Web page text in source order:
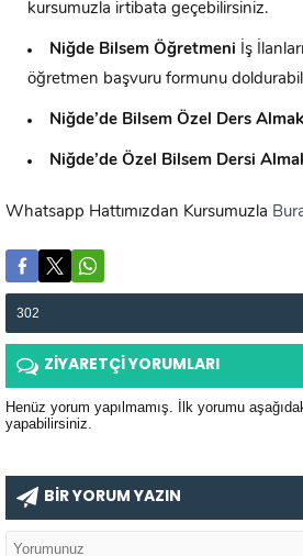
kursumuzla irtibata geçebilirsiniz.
Niğde Bilsem Öğretmeni İş
öğretmen başvuru formunu
Niğde’de Bilsem Özel Ders
Niğde’de Özel Bilsem Dersi
Whatsapp Hattımızdan Kursumuzla
302
ZİYARETÇİ YORUMLARI
Henüz yorum yapılmamış. İlk yorumu
yapabilirsiniz.
BİR YORUM YAZIN